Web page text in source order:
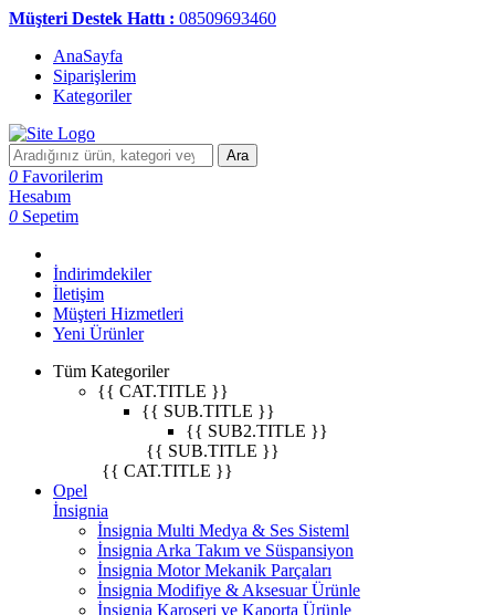
Müşteri Destek Hattı : 08509693460
AnaSayfa
Siparişlerim
Kategoriler
Ara
0 Favorilerim
Hesabım
0 Sepetim
İndirimdekiler
İletişim
Müşteri Hizmetleri
Yeni Ürünler
Tüm Kategoriler
{{ CAT.TITLE }}
{{ SUB.TITLE }}
{{ SUB2.TITLE }}
{{ SUB.TITLE }}
{{ CAT.TITLE }}
Opel
İnsignia
İnsignia Multi Medya & Ses Sisteml
İnsignia Arka Takım ve Süspansiyon
İnsignia Motor Mekanik Parçaları
İnsignia Modifiye & Aksesuar Ürünle
İnsignia Karoseri ve Kaporta Ürünle